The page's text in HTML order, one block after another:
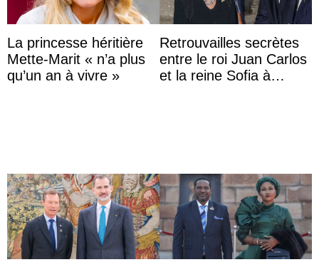
La princesse héritière
Mette-Marit « n’a plus
qu’un an à vivre »
Retrouvailles secrètes
entre le roi Juan Carlos
et la reine Sofia à